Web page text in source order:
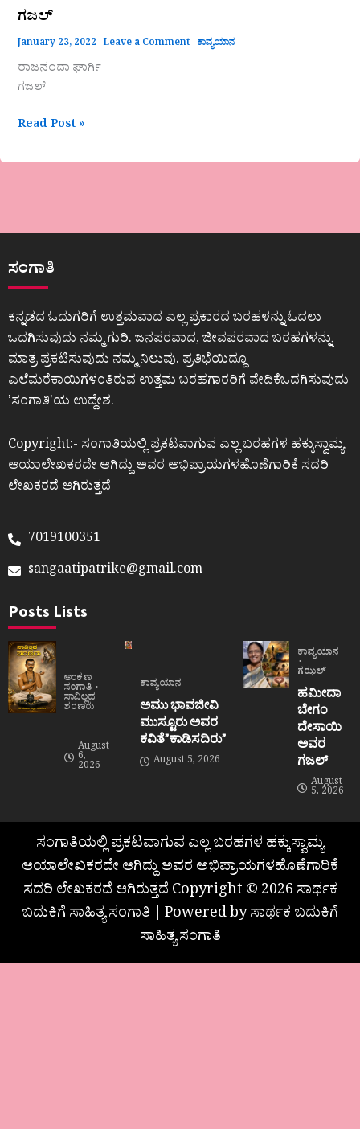
ಗಜಲ್
January 23, 2022 Leave a Comment ಕಾವ್ಯಯಾನ
ರಾಜನಂದಾ ಘಾರ್ಗಿ
ಗಜಲ್
Read Post »
ಸಂಗಾತಿ
ಕನ್ನಡದ ಓದುಗರಿಗೆ ಉತ್ತಮವಾದ ಎಲ್ಲ ಪ್ರಕಾರದ ಬರಹಳನ್ನು ಓದಲು
ಒದಗಿಸುವುದು ನಮ್ಮ ಗುರಿ. ಜನಪರವಾದ, ಜೀವಪರವಾದ ಬರಹಗಳನ್ನು
ಮಾತ್ರ ಪ್ರಕಟಿಸುವುದು ನಮ್ಮ ನಿಲುವು. ಪ್ರತಿಭೆಯಿದ್ದೂ
ಎಲೆಮರೆಕಾಯಿಗಳಂತಿರುವ ಉತ್ತಮ ಬರಹಗಾರರಿಗೆ ವೇದಿಕೆಒದಗಿಸುವುದು
ʼಸಂಗಾತಿʼಯ ಉದ್ದೇಶ.
Copyright:- ಸಂಗಾತಿಯಲ್ಲಿ ಪ್ರಕಟವಾಗುವ ಎಲ್ಲ ಬರಹಗಳ ಹಕ್ಕುಸ್ವಾಮ್ಯ
ಆಯಾಲೇಖಕರದೇ ಆಗಿದ್ದು ಅವರ ಅಭಿಪ್ರಾಯಗಳಹೊಣೆಗಾರಿಕೆ ಸದರಿ
ಲೇಖಕರದೆ ಆಗಿರುತ್ತದೆ
7019100351
sangaatipatrike@gmail.com
Posts Lists
ಅಂಕಣ
ಸಂಗಾತಿ
ಸಾವಿಲ್ಲದ
ಶರಣರು
August
6,
2026
ಕಾವ್ಯಯಾನ
ಅಮು ಭಾವಜೀವಿ
ಮುಸ್ಟೂರು ಅವರ
ಕವಿತೆ”ಕಾಡಿಸದಿರು”
August 5, 2026
ಕಾವ್ಯಯಾನ
ಗಝಲ್
ಹಮೀದಾ
ಬೇಗಂ
ದೇಸಾಯಿ
ಅವರ
ಗಜಲ್
August
5, 2026
ಸಂಗಾತಿಯಲ್ಲಿ ಪ್ರಕಟವಾಗುವ ಎಲ್ಲ ಬರಹಗಳ ಹಕ್ಕುಸ್ವಾಮ್ಯ
ಆಯಾಲೇಖಕರದೇ ಆಗಿದ್ದು ಅವರ ಅಭಿಪ್ರಾಯಗಳಹೊಣೆಗಾರಿಕೆ
ಸದರಿ ಲೇಖಕರದೆ ಆಗಿರುತ್ತದೆ Copyright © 2026 ಸಾರ್ಥಕ
ಬದುಕಿಗೆ ಸಾಹಿತ್ಯ ಸಂಗಾತಿ | Powered by ಸಾರ್ಥಕ ಬದುಕಿಗೆ
ಸಾಹಿತ್ಯ ಸಂಗಾತಿ